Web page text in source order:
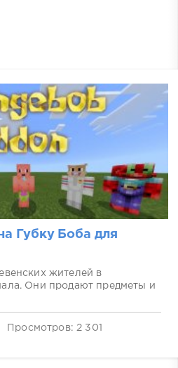
Губку Боба для
жителей в
Они продают предметы и
Просмотров: 2 301